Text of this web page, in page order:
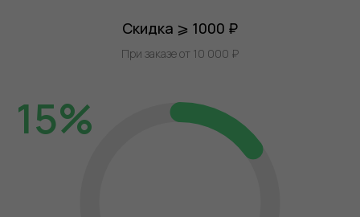
Скидка ⩾ 1000 ₽
При заказе от 10 000 ₽
15%